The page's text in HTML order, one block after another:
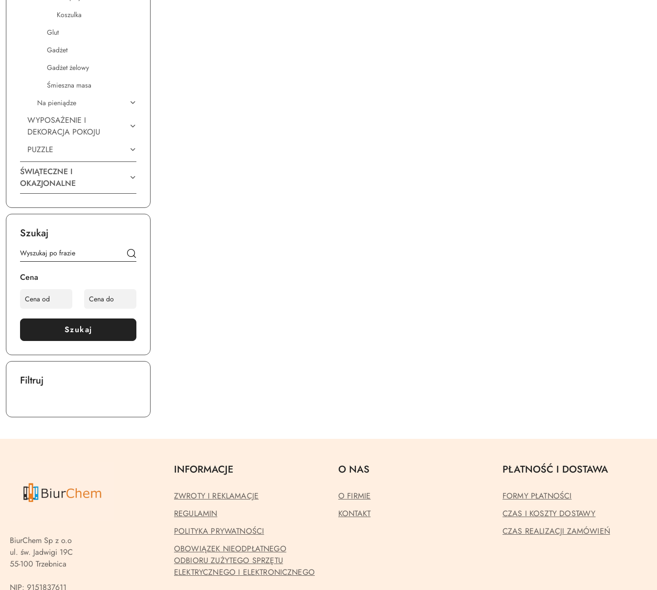
Koszulka
Glut
Gadżet
Gadżet żelowy
Śmieszna masa
Na pieniądze
WYPOSAŻENIE I
DEKORACJA POKOJU
PUZZLE
ŚWIĄTECZNE I
OKAZJONALNE
Szukaj
Cena
Szukaj
Filtruj
BiurChem Sp z o.o
ul. św. Jadwigi 19C
55-100 Trzebnica
NIP: 9151837611
INFORMACJE
ZWROTY I REKLAMACJE
REGULAMIN
POLITYKA PRYWATNOŚCI
OBOWIĄZEK NIEODPŁATNEGO
ODBIORU ZUŻYTEGO SPRZĘTU
ELEKTRYCZNEGO I ELEKTRONICZNEGO
O NAS
O FIRMIE
KONTAKT
PŁATNOŚĆ I DOSTAWA
FORMY PŁATNOŚCI
CZAS I KOSZTY DOSTAWY
CZAS REALIZACJI ZAMÓWIEŃ